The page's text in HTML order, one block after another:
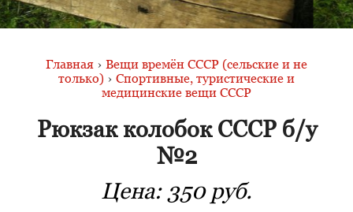
Главная › Вещи времён СССР (сельские и не
только) › Спортивные, туристические и
медицинские вещи СССР
Рюкзак колобок СССР б/у
№2
Цена: 350 руб.